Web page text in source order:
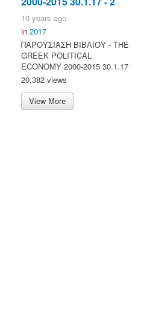
10 years ago
in 2017
ΠΑΡΟΥΣΙΑΣΗ ΒΙΒΛΙΟΥ - ΤΗΕ
GREEK POLITICAL
ECONOMY 2000-2015 30.1.17
20,382 views
View More